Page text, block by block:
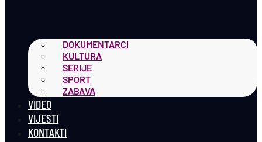
DOKUMENTARCI
KULTURA
SERIJE
SPORT
ZABAVA
VIDEO
VIJESTI
KONTAKTI